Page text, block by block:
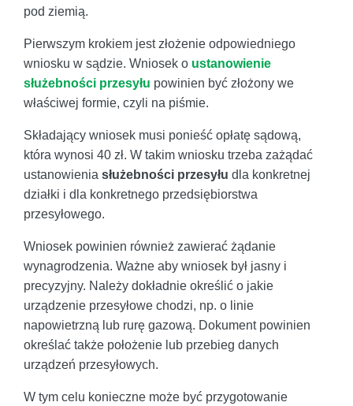
pod ziemią.
Pierwszym krokiem jest złożenie odpowiedniego
wniosku w sądzie. Wniosek o ustanowienie
służebności przesyłu powinien być złożony we
właściwej formie, czyli na piśmie.
Składający wniosek musi ponieść opłatę sądową,
która wynosi 40 zł. W takim wniosku trzeba zażądać
ustanowienia służebności przesyłu dla konkretnej
działki i dla konkretnego przedsiębiorstwa
przesyłowego.
Wniosek powinien również zawierać żądanie
wynagrodzenia. Ważne aby wniosek był jasny i
precyzyjny. Należy dokładnie określić o jakie
urządzenie przesyłowe chodzi, np. o linie
napowietrzną lub rurę gazową. Dokument powinien
określać także położenie lub przebieg danych
urządzeń przesyłowych.
W tym celu konieczne może być przygotowanie